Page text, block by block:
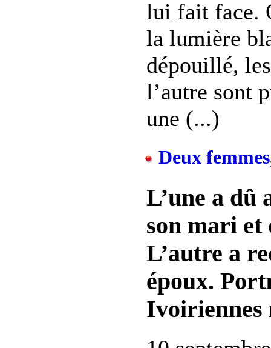
lui fait face.
la lumière
dépouillé,
l’autre sont
une (...)
Deux
L’une a dû
son mari et
L’autre a
époux.
Ivoiriennes